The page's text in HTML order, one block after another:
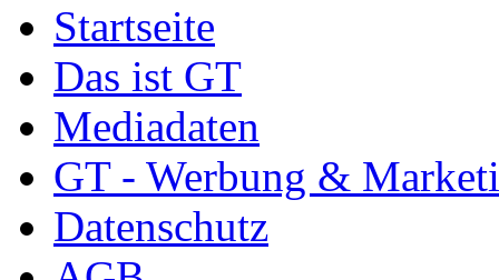
Startseite
Das ist GT
Mediadaten
GT - Werbung &
Datenschutz